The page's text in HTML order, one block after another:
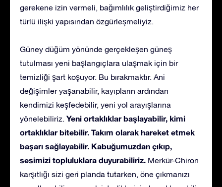
gerekene izin vermeli, bağımlılık geliştirdiğimiz her
türlü ilişki yapısından özgürleşmeliyiz.
Güney düğüm yönünde gerçekleşen güneş
tutulması yeni başlangıçlara ulaşmak için bir
temizliği şart koşuyor. Bu bırakmaktır. Ani
değişimler yaşanabilir, kayıpların ardından
kendimizi keşfedebilir, yeni yol arayışlarına
yönelebiliriz. Yeni ortaklıklar başlayabilir, kimi
ortaklıklar bitebilir. Takım olarak hareket etmek
başarı sağlayabilir. Kabuğumuzdan çıkıp,
sesimizi topluluklara duyurabiliriz. Merkür-Chiron
karşıtlığı sizi geri planda tutarken, öne çıkmanızı